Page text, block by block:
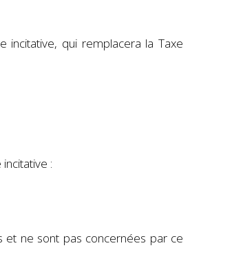
incitative, qui remplacera la Taxe
:
et ne sont pas concernées par ce